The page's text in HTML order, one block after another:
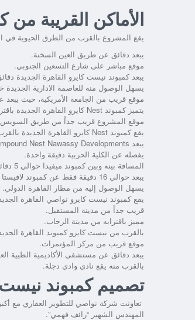
الأماكن القريبة
يقع المشروع بالقرب من الطرق الحيوية في
يبعد دقائق عن طريق العين السخنة.
موقع مباشر على شارع التسعين الجنوبي.
يبعد كمبوند نيست كايرو القاهرة الجديدة
يسهل الوصول منه للعاصمة الادارية الجديدة خلال 15 دقيقة فقط
موقع قريب من الجامعة الأمريكية، حيث يبعد عنها حوالي
يتميز كمبوند Nest كايرو القاهرة الجديدة
موقع المشروع قريب جداً من طريق
يقع كمبوند Nest كايرو القاهرة الجديدة
يبعد Nest Nawassy Developments
يفصله عن الكلية الحربية دقيقة واحدة.
المسافة بينه وبين كمبوند ميفيدا حوالي 5 دقائق.
يبعد حوالي 16 دقيقة فقط عن كمبوند لافيستا سيتى العاصمة الإدارية.
يسهل الوصول إليه من مطار القاهرة الدولي.
يقع كمبوند نيست كايرو نواصي القاهرة
قريب جداً من مدينة المستقبل.
مميز باقترابه من مدينة الرحاب.
بالقرب من نيست كايرو كمبوند القاهرة
موقع قريب من مركز المؤتمرات.
يبعد دقائق عن مستشفى الأكاديمية الطبية
بالقرب منه يقع نادي وادي دجلة.
تصميم كمبوند نيست
تعاونت شركة نواصي للتطوير العقاري مع
المهندس الشهير “رائف فهمي”.